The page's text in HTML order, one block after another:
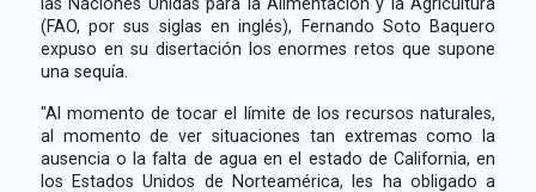
(FAO, por sus siglas en inglés), Fernando Soto Baquero
expuso en su disertación los enormes retos que supone
una sequía.
"Al momento de tocar el límite de los recursos naturales,
al momento de ver situaciones tan extremas como la
ausencia o la falta de agua en el estado de California, en
los Estados Unidos de Norteamérica, les ha obligado a